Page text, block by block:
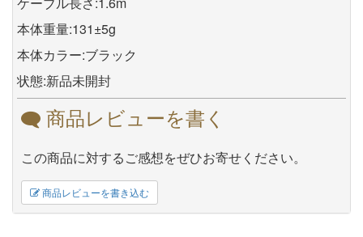
本体重量:131±5g
本体カラー:ブラック
状態:新品未開封
商品レビューを書く
この商品に対するご感想をぜひお寄せください。
商品レビューを書き込む